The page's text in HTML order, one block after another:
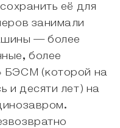
её для
занимали
— более
более
БЭСМ (которой на
и десяти лет) на